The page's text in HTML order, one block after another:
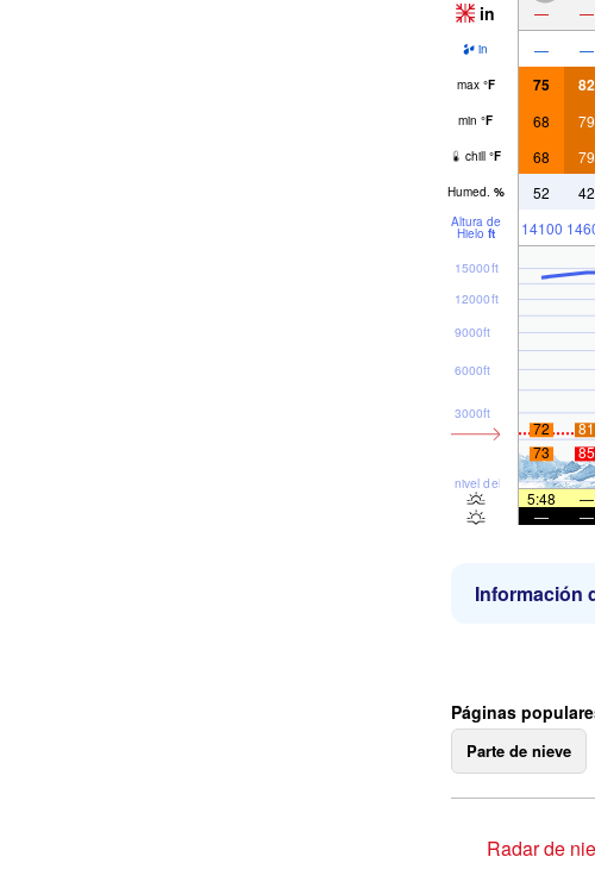
in — —
in — —
max °F 75 82
min °F 68 79
chill °F 68 79
Humed. % 52 42
Altura de
Hielo ft 14100
nivel del mar
3000ft
6000ft
9000ft
12000ft
15000ft
72 81
73
85
5:48 —
—
—
Información
Páginas
Parte de nieve
Radar de